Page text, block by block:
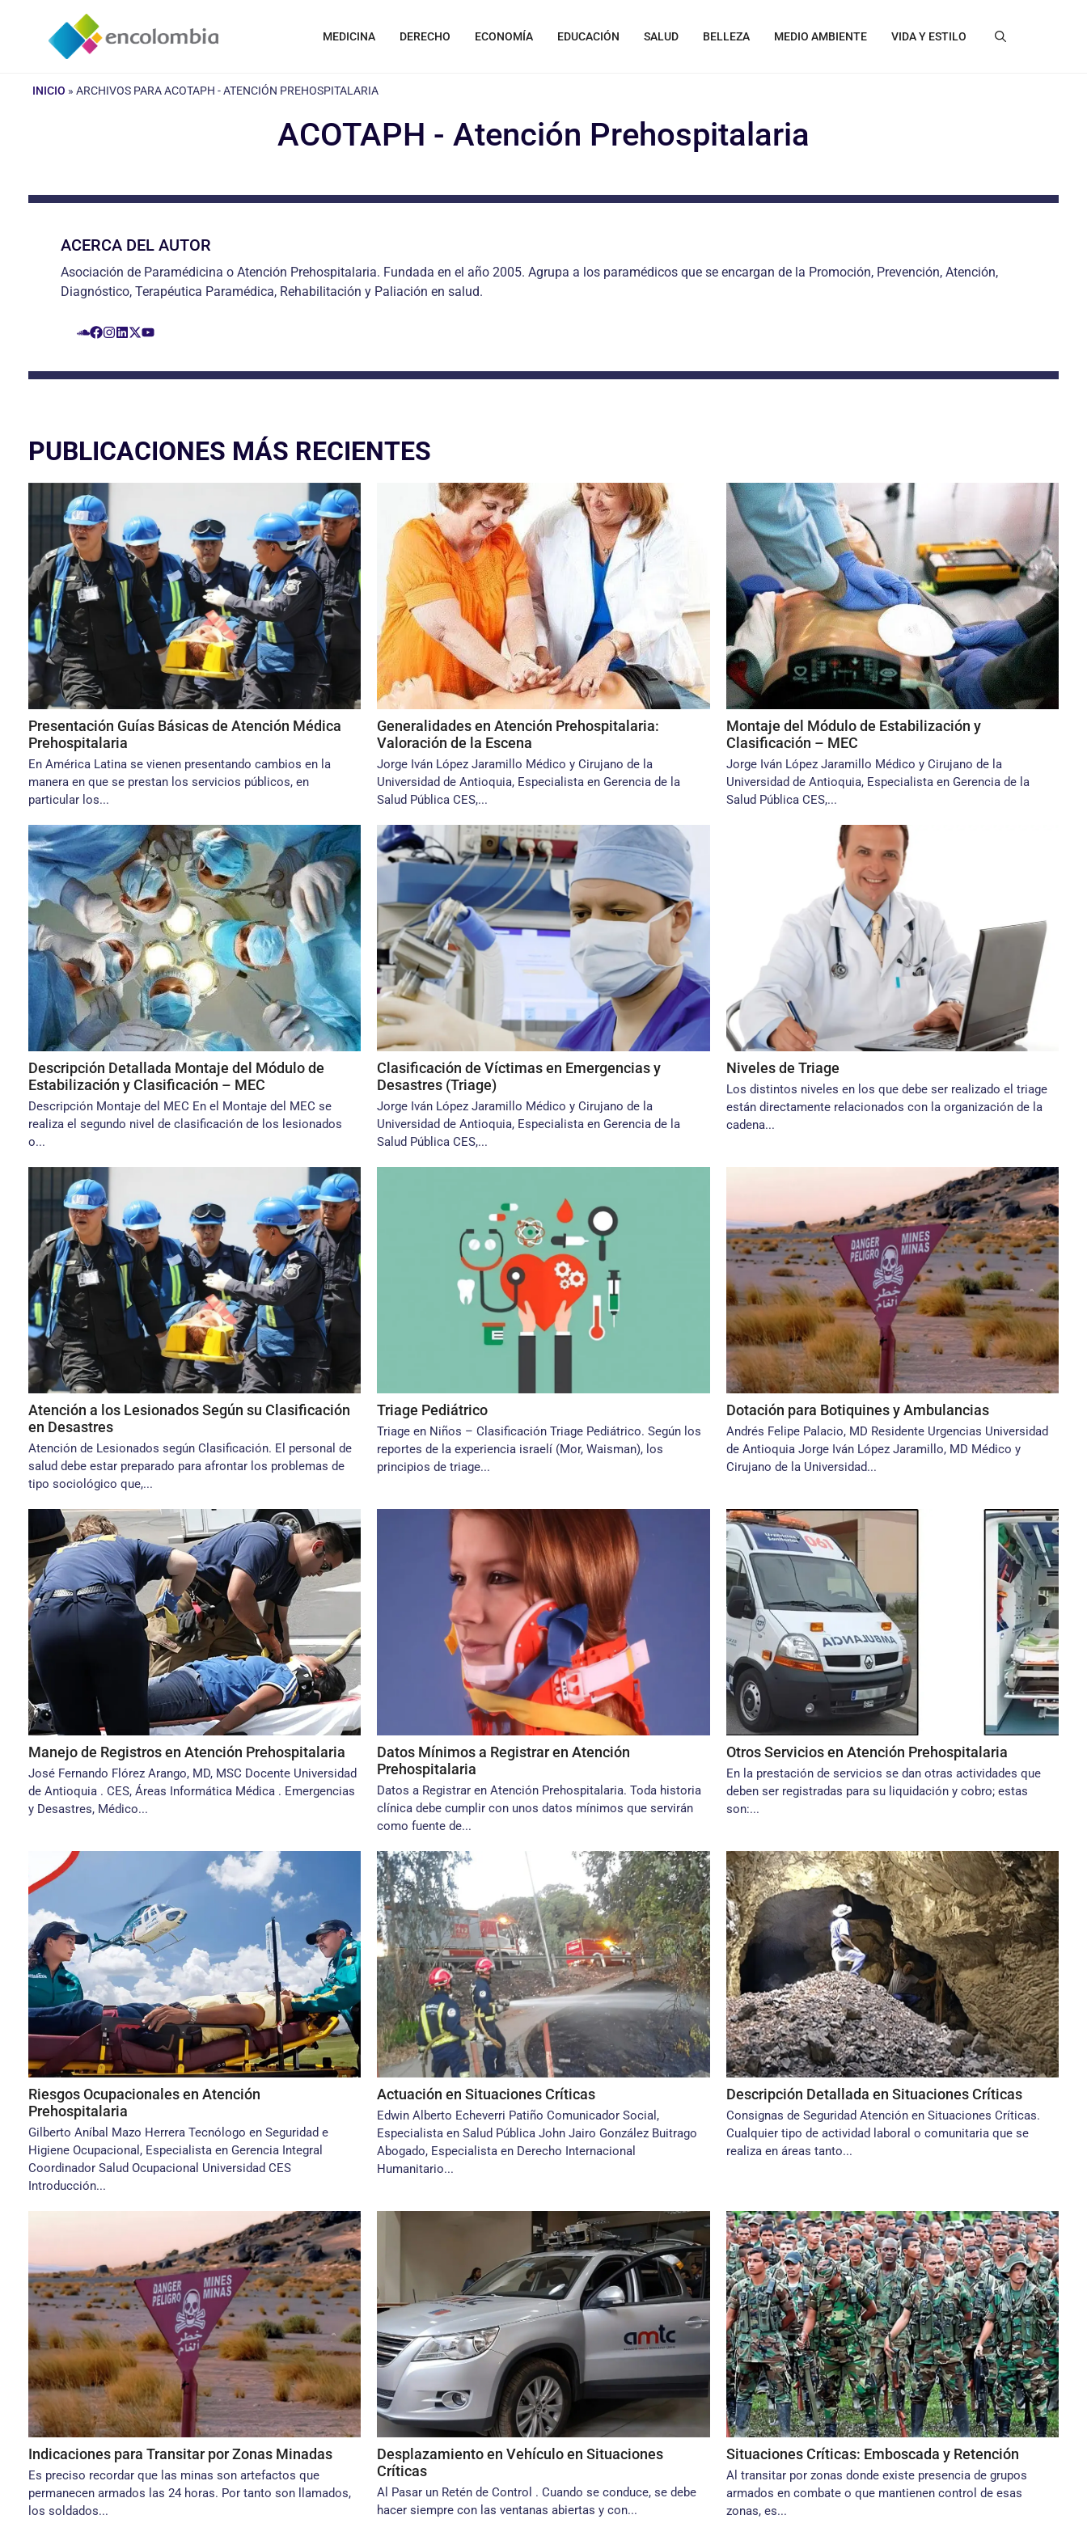
contenido
MEDICINA DERECHO ECONOMÍA EDUCACIÓN SALUD BELLEZA MEDIO AMBIENTE VIDA Y ESTILO
INICIO » ARCHIVOS PARA ACOTAPH - ATENCIÓN PREHOSPITALARIA
ACOTAPH - Atención Prehospitalaria
ACERCA DEL AUTOR
Asociación de Paramédicina o Atención Prehospitalaria. Fundada en el año 2005. Agrupa a los paramédicos que se encargan de la Promoción, Prevención, Atención,
Diagnóstico, Terapéutica Paramédica, Rehabilitación y Paliación en salud.
PUBLICACIONES MÁS RECIENTES
Presentación Guías Básicas de Atención Médica
Prehospitalaria
En América Latina se vienen presentando cambios en la
manera en que se prestan los servicios públicos, en
particular los...
Generalidades en Atención Prehospitalaria:
Valoración de la Escena
Jorge Iván López Jaramillo Médico y Cirujano de la
Universidad de Antioquia, Especialista en Gerencia de la
Salud Pública CES,...
Montaje del Módulo de Estabilización y
Clasificación – MEC
Jorge Iván López Jaramillo Médico y Cirujano de la
Universidad de Antioquia, Especialista en Gerencia de la
Salud Pública CES,...
Descripción Detallada Montaje del Módulo de
Estabilización y Clasificación – MEC
Descripción Montaje del MEC En el Montaje del MEC se
realiza el segundo nivel de clasificación de los lesionados
o...
Clasificación de Víctimas en Emergencias y
Desastres (Triage)
Jorge Iván López Jaramillo Médico y Cirujano de la
Universidad de Antioquia, Especialista en Gerencia de la
Salud Pública CES,...
Niveles de Triage
Los distintos niveles en los que debe ser realizado el triage
están directamente relacionados con la organización de la
cadena...
Atención a los Lesionados Según su Clasificación
en Desastres
Atención de Lesionados según Clasificación. El personal de
salud debe estar preparado para afrontar los problemas de
tipo sociológico que,...
Triage Pediátrico
Triage en Niños – Clasificación Triage Pediátrico. Según los
reportes de la experiencia israelí (Mor, Waisman), los
principios de triage...
Dotación para Botiquines y Ambulancias
Andrés Felipe Palacio, MD Residente Urgencias Universidad
de Antioquia Jorge Iván López Jaramillo, MD Médico y
Cirujano de la Universidad...
Manejo de Registros en Atención Prehospitalaria
José Fernando Flórez Arango, MD, MSC Docente Universidad
de Antioquia . CES, Áreas Informática Médica . Emergencias
y Desastres, Médico...
Datos Mínimos a Registrar en Atención
Prehospitalaria
Datos a Registrar en Atención Prehospitalaria. Toda historia
clínica debe cumplir con unos datos mínimos que servirán
como fuente de...
Otros Servicios en Atención Prehospitalaria
En la prestación de servicios se dan otras actividades que
deben ser registradas para su liquidación y cobro; estas
son:...
Riesgos Ocupacionales en Atención
Prehospitalaria
Gilberto Aníbal Mazo Herrera Tecnólogo en Seguridad e
Higiene Ocupacional, Especialista en Gerencia Integral
Coordinador Salud Ocupacional Universidad CES
Introducción...
Actuación en Situaciones Críticas
Edwin Alberto Echeverri Patiño Comunicador Social,
Especialista en Salud Pública John Jairo González Buitrago
Abogado, Especialista en Derecho Internacional
Humanitario...
Descripción Detallada en Situaciones Críticas
Consignas de Seguridad Atención en Situaciones Críticas.
Cualquier tipo de actividad laboral o comunitaria que se
realiza en áreas tanto...
Indicaciones para Transitar por Zonas Minadas
Es preciso recordar que las minas son artefactos que
permanecen armados las 24 horas. Por tanto son llamados,
los soldados...
Desplazamiento en Vehículo en Situaciones
Críticas
Al Pasar un Retén de Control . Cuando se conduce, se debe
hacer siempre con las ventanas abiertas y con...
Situaciones Críticas: Emboscada y Retención
Al transitar por zonas donde existe presencia de grupos
armados en combate o que mantienen control de esas
zonas, es...